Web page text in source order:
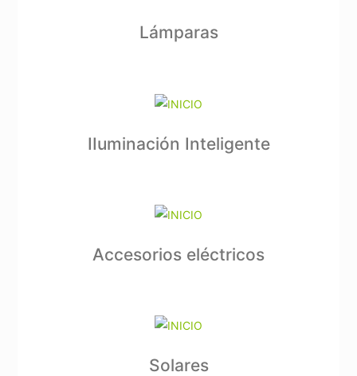
Lámparas
IIuminación Inteligente
Accesorios eléctricos
Solares